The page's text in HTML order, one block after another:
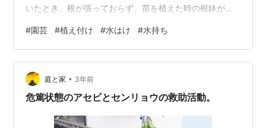
いたとき、根が張っておらず、苗を植えた時の根鉢がそ
を植えたはずなのに、植え付け後も根鉢から外に根が伸
びて行かないときがあります。 良い土とは水はけのよい
土である、とよく言われます。そのため、購入した苗を
水はけの良い培養土に植える方が多いと思います。しか
し、購入した苗の根鉢の土と、植え付ける際の培養土の
#園芸 #植え付け #水はけ #水持ち
庭と家 • 3年前
危篤状態のアセビとセンリョウの救助活動。